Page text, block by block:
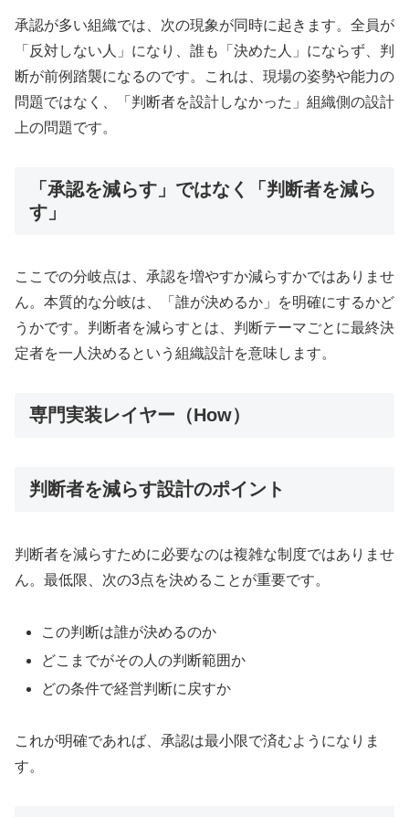
承認が多い組織では、次の現象が同時に起きます。全員が
「反対しない人」になり、誰も「決めた人」にならず、判
断が前例踏襲になるのです。これは、現場の姿勢や能力の
問題ではなく、「判断者を設計しなかった」組織側の設計
上の問題です。
「承認を減らす」ではなく「判断者を減ら
す」
ここでの分岐点は、承認を増やすか減らすかではありませ
ん。本質的な分岐は、「誰が決めるか」を明確にするかど
うかです。判断者を減らすとは、判断テーマごとに最終決
定者を一人決めるという組織設計を意味します。
専門実装レイヤー（How）
判断者を減らす設計のポイント
判断者を減らすために必要なのは複雑な制度ではありませ
ん。最低限、次の3点を決めることが重要です。
この判断は誰が決めるのか
どこまでがその人の判断範囲か
どの条件で経営判断に戻すか
これが明確であれば、承認は最小限で済むようになりま
す。